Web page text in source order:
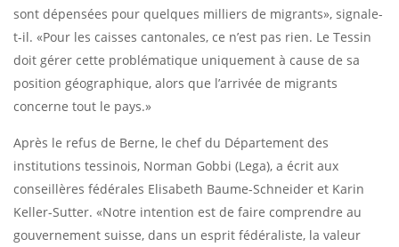
sont dépensées pour quelques milliers de migrants», signale-
t-il. «Pour les caisses cantonales, ce n’est pas rien. Le Tessin
doit gérer cette problématique uniquement à cause de sa
position géographique, alors que l’arrivée de migrants
concerne tout le pays.»
Après le refus de Berne, le chef du Département des
institutions tessinois, Norman Gobbi (Lega), a écrit aux
conseillères fédérales Elisabeth Baume-Schneider et Karin
Keller-Sutter. «Notre intention est de faire comprendre au
gouvernement suisse, dans un esprit fédéraliste, la valeur